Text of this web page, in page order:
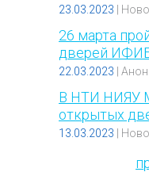
23.03.2023
26 марта
дверей
22.03.2023
В НТИ НИЯУ
открытых
13.03.2023